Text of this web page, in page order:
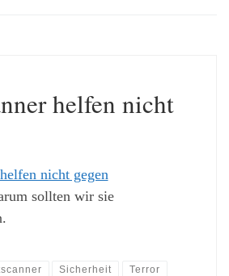
helfen nicht
nicht gegen
sollten wir sie
Sicherheit Terror